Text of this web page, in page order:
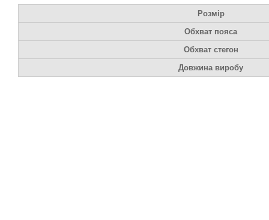
Розмір
Обхват пояса
Обхват стегон
Довжина виробу